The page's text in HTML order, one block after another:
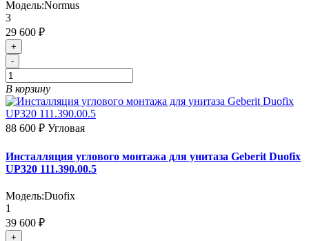
Модель:Normus
3
29 600 ₽
+
-
В корзину
88 600 ₽ Угловая
Инсталляция углового монтажа для унитаза Geberit Duofix
UP320 111.390.00.5
Модель:Duofix
1
39 600 ₽
+